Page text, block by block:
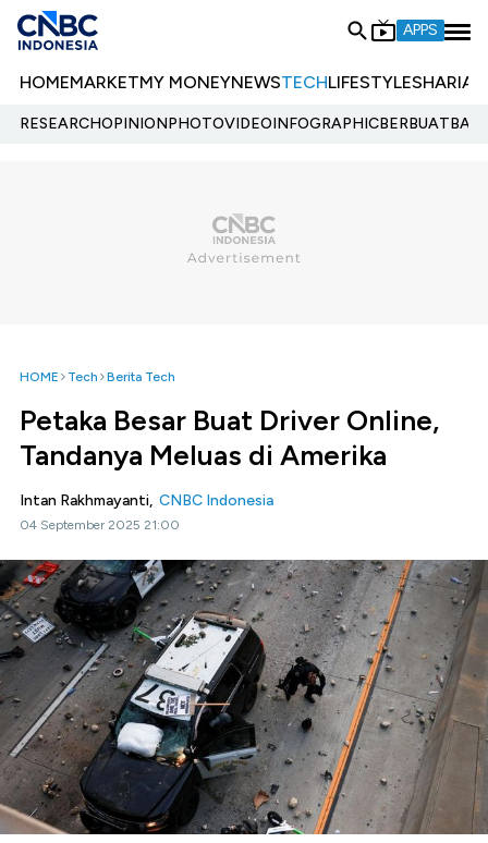
APPS
HOMEMARKETMY MONEYNEWSTECHLIFESTYLESHARIA
RESEARCHOPINIONPHOTOVIDEOINFOGRAPHIC
HOME Tech Berita Tech
Petaka Besar Buat Driver Online,
Tandanya Meluas di Amerika
Intan Rakhmayanti, CNBC Indonesia
04 September 2025 21:00